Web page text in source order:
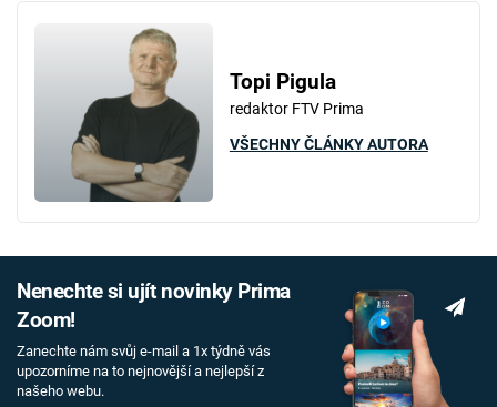
Topi Pigula
redaktor FTV Prima
VŠECHNY ČLÁNKY AUTORA
Nenechte si ujít novinky Prima
Zoom!
Zanechte nám svůj e-mail a 1x týdně vás
upozorníme na to nejnovější a nejlepší z
našeho webu.